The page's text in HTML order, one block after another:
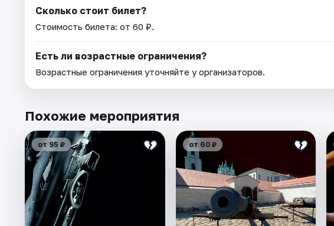
Сколько стоит билет?
Стоимость билета: от 60 ₽.
Есть ли возрастные ограничения?
Возрастные ограничения уточняйте у организаторов.
Похожие мероприятия
от 95 ₽ от 60 ₽